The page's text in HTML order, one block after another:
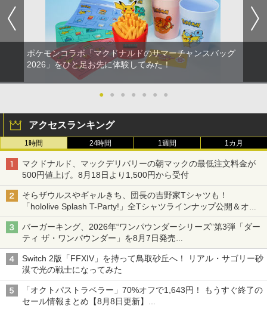
ポケモンコラボ「マクドナルドのサマーチャンスバッグ
2026」をひと足お先に体験してみた！
● ● ● ● ● ● ●
アクセスランキング
1時間 24時間 1週間 1カ月
マクドナルド、マックデリバリーの朝マックの最低注文料金が
500円値上げ。8月18日より1,500円から受付
そらザウルスやギャルきち、団長の吉野家Tシャツも！
「hololive Splash T-Party!」全Tシャツラインナップ公開＆オン
ライン販売開始
バーガーキング、2026年“ワンパウンダーシリーズ”第3弾「ダー
ティ ザ・ワンパウンダー」を8月7日発売
「特製ガーリックマヨソース」を使用した超大型チーズバーガー
Switch 2版「FFXIV」を持って鳥取砂丘へ！ リアル・サゴリー砂
漠で光の戦士になってみた
「オクトパストラベラー」70%オフで1,643円！ もうすぐ終了の
セール情報まとめ【8月8日更新】